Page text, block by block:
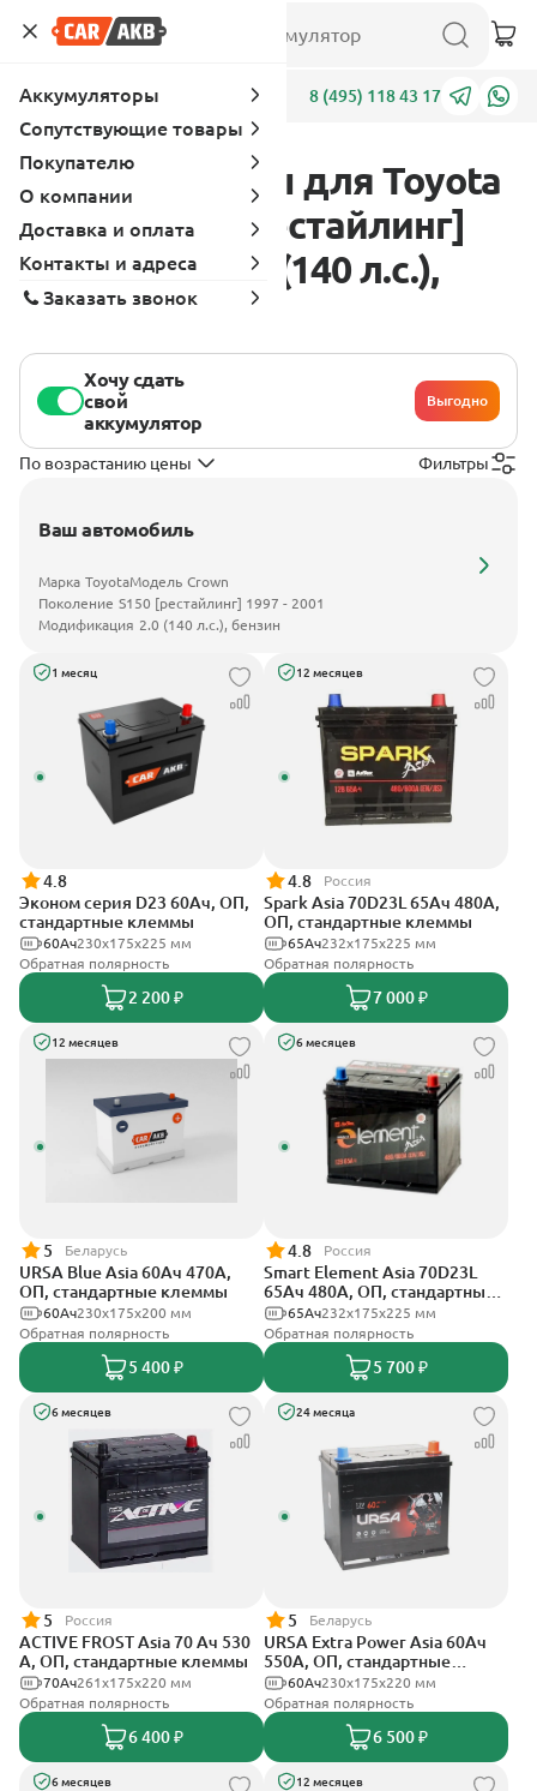
Адреса 8 (495) 118 43 17
Аккумуляторы для Toyota
Crown S150 [рестайлинг]
1997 - 2001 2.0 (140 л.с.),
бензин
Хочу сдать
свой
аккумулятор
Выгодно
По возрастанию цены Фильтры
Ваш автомобиль
Марка ToyotaМодель Crown
Поколение S150 [рестайлинг] 1997 - 2001
Модификация 2.0 (140 л.с.), бензин
1 месяц
4.8
Эконом серия D23 60Ач, ОП,
стандартные клеммы
230x175x225 мм
60Ач
Обратная полярность
2 200 ₽
12 месяцев
4.8 Россия
Spark Asia 70D23L 65Ач 480А,
ОП, стандартные клеммы
232x175x225 мм
65Ач
Обратная полярность
7 000 ₽
12 месяцев
5 Беларусь
URSA Blue Asia 60Ач 470А,
ОП, стандартные клеммы
230x175x200 мм
60Ач
Обратная полярность
5 400 ₽
6 месяцев
4.8 Россия
Smart Element Asia 70D23L
65Ач 480А, ОП, стандартные
клеммы232х175х225 мм
65Ач
Обратная полярность
5 700 ₽
6 месяцев
5 Россия
ACTIVE FROST Asia 70 Ач 530
А, ОП, стандартные клеммы
261x175x220 мм
70Ач
Обратная полярность
6 400 ₽
24 месяца
5 Беларусь
URSA Extra Power Asia 60Ач
550А, ОП, стандартные
клеммы230x175x220 мм
60Ач
Обратная полярность
6 500 ₽
6 месяцев 12 месяцев
Аккумуляторы
Сопутствующие товары
Покупателю
О компании
Доставка и оплата
Контакты и адреса
Заказать звонок